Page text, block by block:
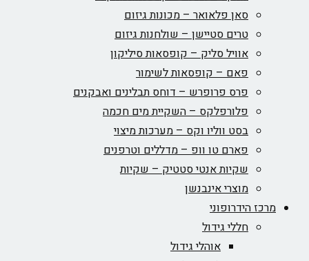
סאן פלאואר – מכונות גיזום
טרים סטיישן – שולחנות גיזום
אוויל סליק – קופסאות סיליקון
פאם – קופסאות לשימור
פרס פרופרש – דוחס תבלינים ואבקנים
פלורפלקס – השקיית מים חכמה
בסט ווליו וקס – מערכות מיצוי
פארם טו וופ – מדללים וטרפנים
שקיות אנטי סטטיק – שקיות
מוצרי אינבנשן
מרכז הידרופוני
חללי גידול
אוהלי גידול